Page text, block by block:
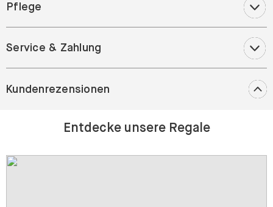
Pflege
Service & Zahlung
Kundenrezensionen
Entdecke unsere Regale